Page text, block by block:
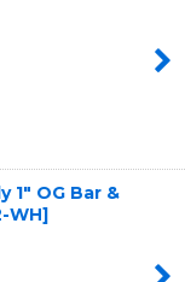
1" OG Bar &
WH]